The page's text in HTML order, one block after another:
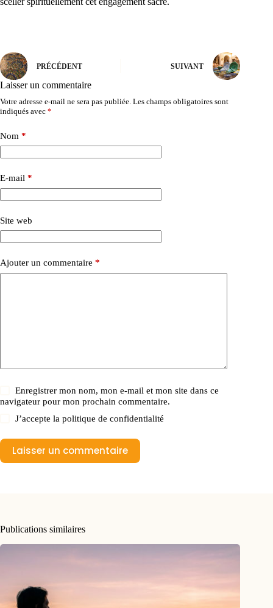
PRÉCÉDENT SUIVANT
Laisser un commentaire
Votre adresse e-mail ne sera pas publiée. Les champs obligatoires sont
indiqués avec *
Nom *
E-mail *
Site web
Ajouter un commentaire *
Enregistrer mon nom, mon e-mail et mon site dans ce
navigateur pour mon prochain commentaire.
J’accepte lapolitique de confidentialité
Laisser un commentaire
Publications similaires